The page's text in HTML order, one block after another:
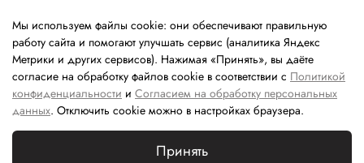
технологии
(информационные технологии предоставления
информации на основе сбора, систематизации и анализа
сведений, относящихся к предпочтениям пользователей сети
«Интернет», находящихся на территории Российской
Федерации).
Мы используем файлы cookie: они обеспечивают правильную
работу сайта и помогают улучшать сервис (аналитика Яндекс
Метрики и других сервисов). Нажимая «Принять», вы даёте
согласие на обработку файлов cookie в соответствии с Политикой
конфиденциальности и Согласием на обработку персональных
данных. Отключить cookie можно в настройках браузера.
Принять